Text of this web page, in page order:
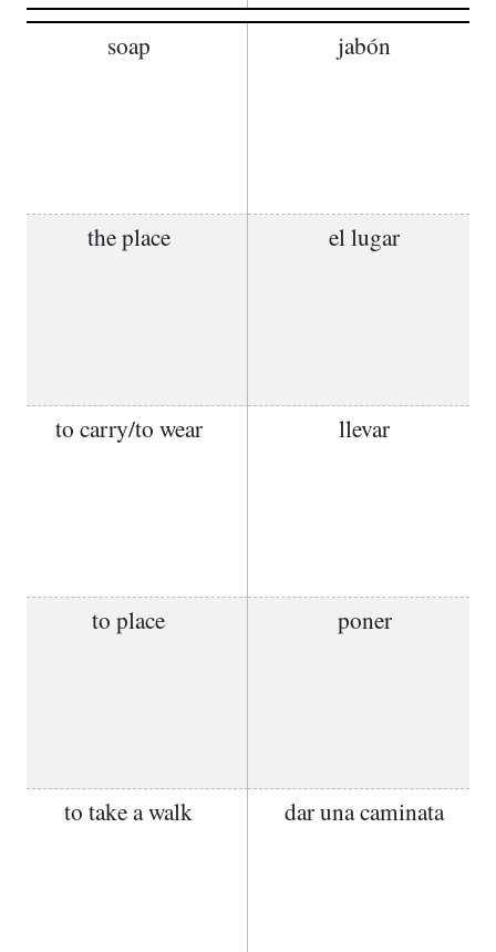
soap jabón
the place el lugar
to carry/to wear llevar
to place poner
to take a walk dar una caminata